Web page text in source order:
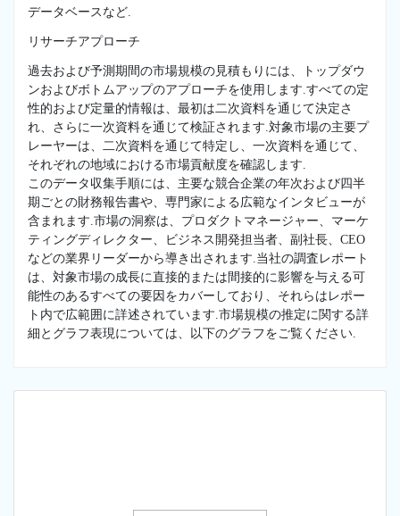
データベースなど.
リサーチアプローチ
過去および予測期間の市場規模の見積もりには、トップダウ
ンおよびボトムアップのアプローチを使用します.すべての定
性的および定量的情報は、最初は二次資料を通じて決定さ
れ、さらに一次資料を通じて検証されます.対象市場の主要プ
レーヤーは、二次資料を通じて特定し、一次資料を通じて、
それぞれの地域における市場貢献度を確認します.
このデータ収集手順には、主要な競合企業の年次および四半
期ごとの財務報告書や、専門家による広範なインタビューが
含まれます.市場の洞察は、プロダクトマネージャー、マーケ
ティングディレクター、ビジネス開発担当者、副社長、CEO
などの業界リーダーから導き出されます.当社の調査レポート
は、対象市場の成長に直接的または間接的に影響を与える可
能性のあるすべての要因をカバーしており、それらはレポー
ト内で広範囲に詳述されています.市場規模の推定に関する詳
細とグラフ表現については、以下のグラフをご覧ください.